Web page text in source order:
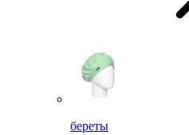
береты